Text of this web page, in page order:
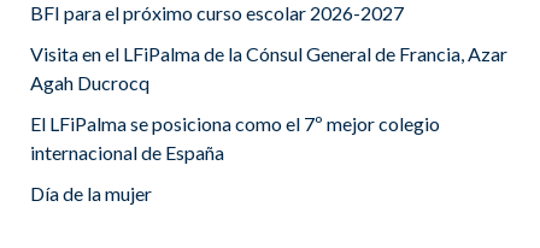
BFI para el próximo curso escolar 2026-2027
Visita en el LFiPalma de la Cónsul General de Francia, Azar
Agah Ducrocq
El LFiPalma se posiciona como el 7º mejor colegio
internacional de España
Día de la mujer